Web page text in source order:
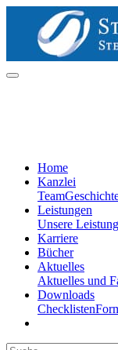
Home
Kanzlei
Team
Leistungen
Unsere
Karriere
Bücher
Aktuelles
Aktuelles und
Downloads
Checklisten